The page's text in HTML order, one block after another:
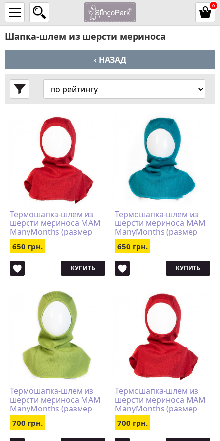
0
Шапка-шлем из шерсти мериноса
‹ НАЗАД
Термошапка-шлем из
шерсти мериноса MAM
ManyMonths (размер
50-56/62, красный)
650 грн.
КУПИТЬ
Термошапка-шлем из
шерсти мериноса MAM
ManyMonths (размер
50-56/62, бирюзовый)
650 грн.
КУПИТЬ
Термошапка-шлем из
шерсти мериноса MAM
ManyMonths (размер
80-104/110, салатовый)
700 грн.
Термошапка-шлем из
шерсти мериноса MAM
ManyMonths (размер
110-122/128, красный)
700 грн.